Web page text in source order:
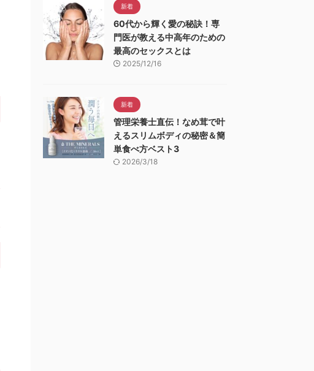
新着
60代から輝く愛の秘訣！専
門医が教える中高年のための
最高のセックスとは
2025/12/16
新着
管理栄養士直伝！なめ茸で叶
えるスリムボディの秘密＆簡
単食べ方ベスト3
2026/3/18